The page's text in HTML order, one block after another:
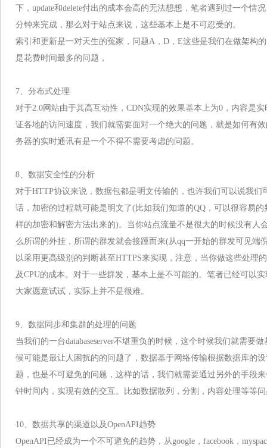
下，update和delete付出的成本会高的无法想想，笔者遇到过一个情
分钟来完成，那么对于站点来说，这些基本上是不可忍受的。
索引和更新是一对天生的冤家，问题A，D，E这些是我们在做架构
是花费时间最多的问题，
7、分布式处理
对于2.0网站由于其高互动性，CDN实现的效果基本上为0，内容是
证各地的访问速度，我们就需要面对一个绝大的问题，就是如何有
务器的实时通讯有是一个不得不需要考虑的问题。
8、数据安全性的分析
对于HTTP协议来说，数据包都是明文传输的，也许我们可以说我们
话，加密的过程就可能是明文了(比如我们知道的QQ，可以很容易
样的加密和解密方法出来的)。当你站点流量不是很大的时候没有人
么所谓的外挂，所谓的群发就会接踵而来(从qq一开始的群发可见端
以采用更高级别的判断甚至HTTPS来实现，注意，当你做这些处理
及CPU的成本。对于一些群发，基本上是不可能的。笔者已经可以
大家愿意试试，实际上并不是很难。
9、数据同步和集群的处理的问题
当我们的一台databaseserver不堪重负的时候，这个时候我们就需要
候可能是最让人困扰的的问题了，数据基于网络传输根据数据库的
题，也是不可避免的问题，这样的话，我们就需要通过另外的手段
钟时间内，实现有效的交互。比如数据散列，分割，内容处理等等
10、数据共享的渠道以及OpenAPI趋势
OpenAPI已经成为一个不可避免的趋势，从google，facebook，